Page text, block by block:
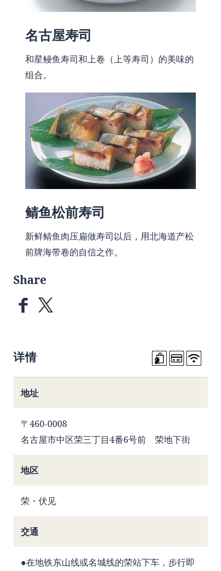
名古屋寿司
和星鳗鱼寿司和上卷（上等寿司）的美味的
组合。
鲭鱼松前寿司
新鲜鲭鱼肉压扁做寿司以后，用北海道产松
前牌海带卷的自信之作。
Share
详情
地址
〒460-0008
名古屋市中区荣三丁目4番6号前 荣地下街
地区
荣・伏见
交通
●在地铁东山线或名城线的荣站下车，步行即